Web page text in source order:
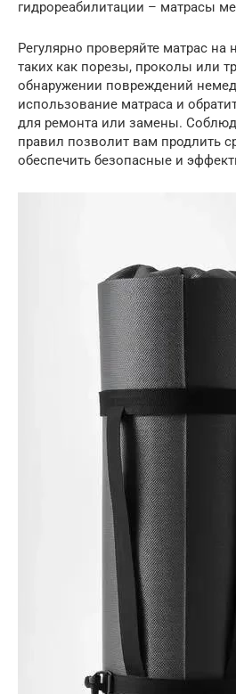
гидрореабилитации – матрасы
Регулярно проверяйте матрас
таких как порезы, проколы или
обнаружении повреждений
использование матраса и
для ремонта или замены.
правил позволит вам продлить
обеспечить безопасные и